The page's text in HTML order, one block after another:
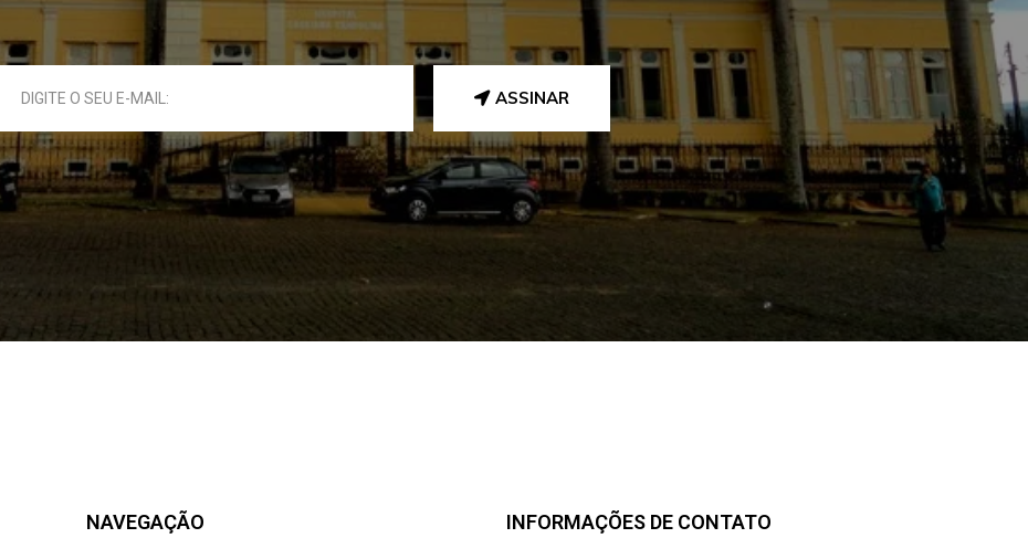
ASSINAR
NAVEGAÇÃO INFORMAÇÕES DE CONTATO